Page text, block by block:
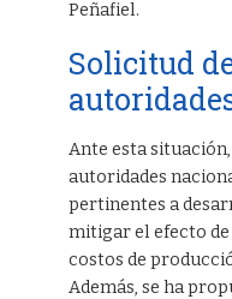
Peñafiel.
Solicitud
Ante esta situación,
autoridades
pertinentes a
mitigar el efecto
costos de
Además, se ha